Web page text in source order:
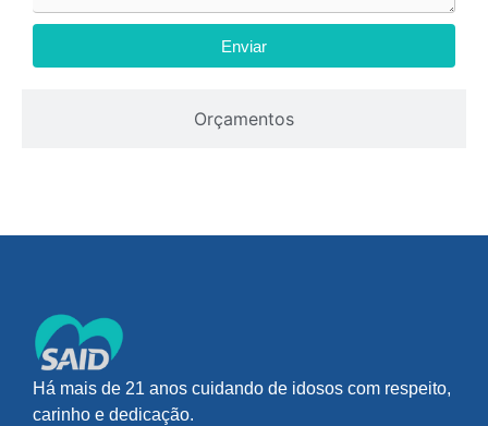
Orçamentos
Enviar
Há mais de 21 anos cuidando de idosos com respeito,
carinho e dedicação.